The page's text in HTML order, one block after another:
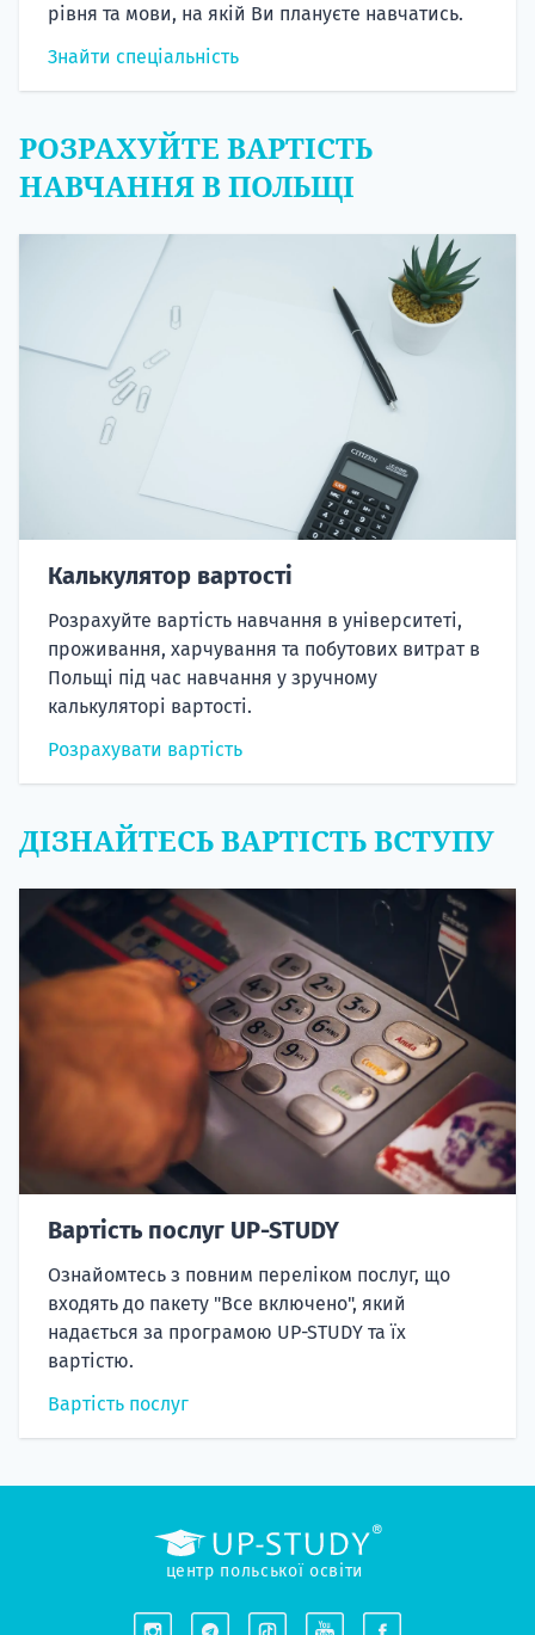
рівня та мови, на якій Ви плануєте навчатись.
Знайти спеціальність
РОЗРАХУЙТЕ ВАРТІСТЬ
НАВЧАННЯ В ПОЛЬЩІ
Калькулятор вартості
Розрахуйте вартість навчання в університеті,
проживання, харчування та побутових витрат в
Польщі під час навчання у зручному
калькуляторі вартості.
Розрахувати вартість
ДІЗНАЙТЕСЬ ВАРТІСТЬ ВСТУПУ
Вартість послуг UP-STUDY
Ознайомтесь з повним переліком послуг, що
входять до пакету "Все включено", який
надається за програмою UP-STUDY та їх
вартістю.
Вартість послуг
центр польської освіти